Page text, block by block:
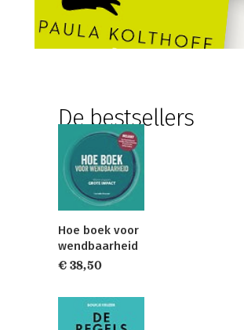
De bestsellers
Hoe boek voor
wendbaarheid
€ 38,50